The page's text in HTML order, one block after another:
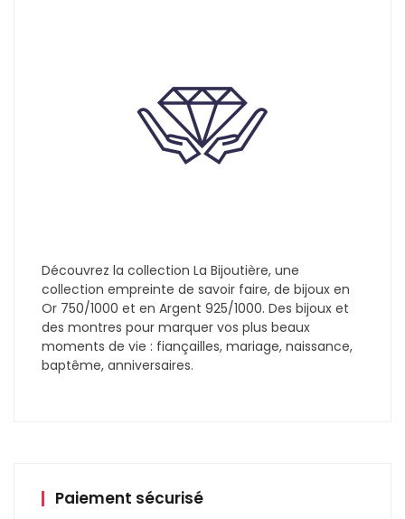
Découvrez la collection La Bijoutière, une
collection empreinte de savoir faire, de bijoux en
Or 750/1000 et en Argent 925/1000. Des bijoux et
des montres pour marquer vos plus beaux
moments de vie : fiançailles, mariage, naissance,
baptême, anniversaires.
Paiement sécurisé